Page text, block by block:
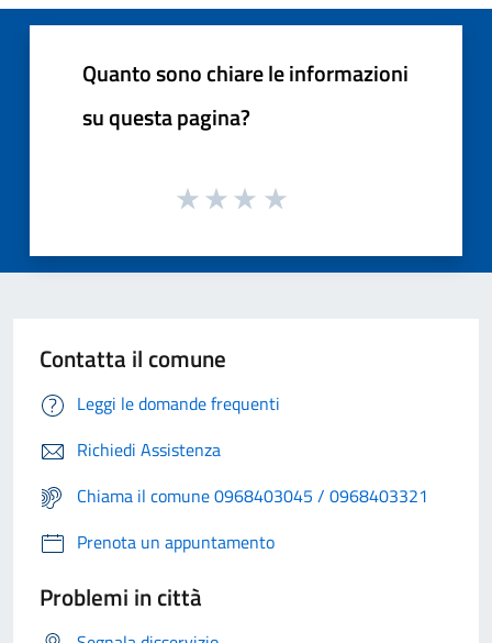
Quanto sono chiare le informazioni
su questa pagina?
Contatta il comune
Leggi le domande frequenti
Richiedi Assistenza
Chiama il comune 0968403045 / 0968403321
Prenota un appuntamento
Problemi in città